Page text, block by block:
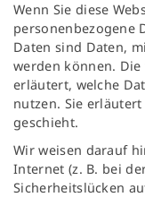
Wenn Sie diese
personenbezogene
Daten sind Daten,
werden können.
erläutert, welche
nutzen. Sie
geschieht.
Wir weisen darauf
Internet (z. B. bei
Sicherheitslücken